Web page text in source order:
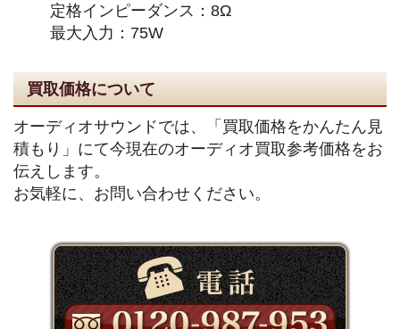
定格インピーダンス：8Ω
最大入力：75W
買取価格について
オーディオサウンドでは、「買取価格をかんたん見
積もり」にて今現在のオーディオ買取参考価格をお
伝えします。
お気軽に、お問い合わせください。